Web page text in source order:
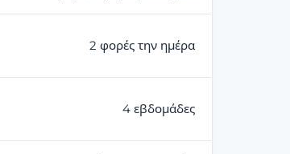
2 φορές την ημέρα
4 εβδομάδες